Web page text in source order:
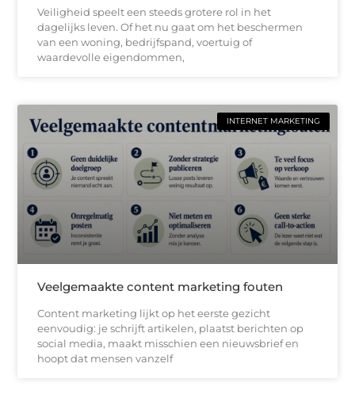
Veiligheid speelt een steeds grotere rol in het
dagelijks leven. Of het nu gaat om het beschermen
van een woning, bedrijfspand, voertuig of
waardevolle eigendommen,
INTERNET MARKETING
Veelgemaakte content marketing fouten
Content marketing lijkt op het eerste gezicht
eenvoudig: je schrijft artikelen, plaatst berichten op
social media, maakt misschien een nieuwsbrief en
hoopt dat mensen vanzelf